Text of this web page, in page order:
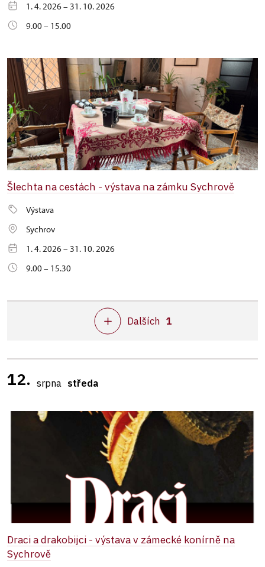
1. 4. 2026 – 31. 10. 2026
9.00 – 15.00
Šlechta na cestách - výstava na zámku Sychrově
Výstava
Sychrov
1. 4. 2026 – 31. 10. 2026
9.00 – 15.30
Dalších 1
12. srpna středa
Draci a drakobijci - výstava v zámecké konírně na
Sychrově